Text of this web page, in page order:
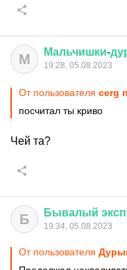
М Мальчишки-
19:28, 05.08.2023
От пользователя cerg
посчитал ты криво
Чей та?
Б Бывалый
19:34, 05.08.2023
От пользователя